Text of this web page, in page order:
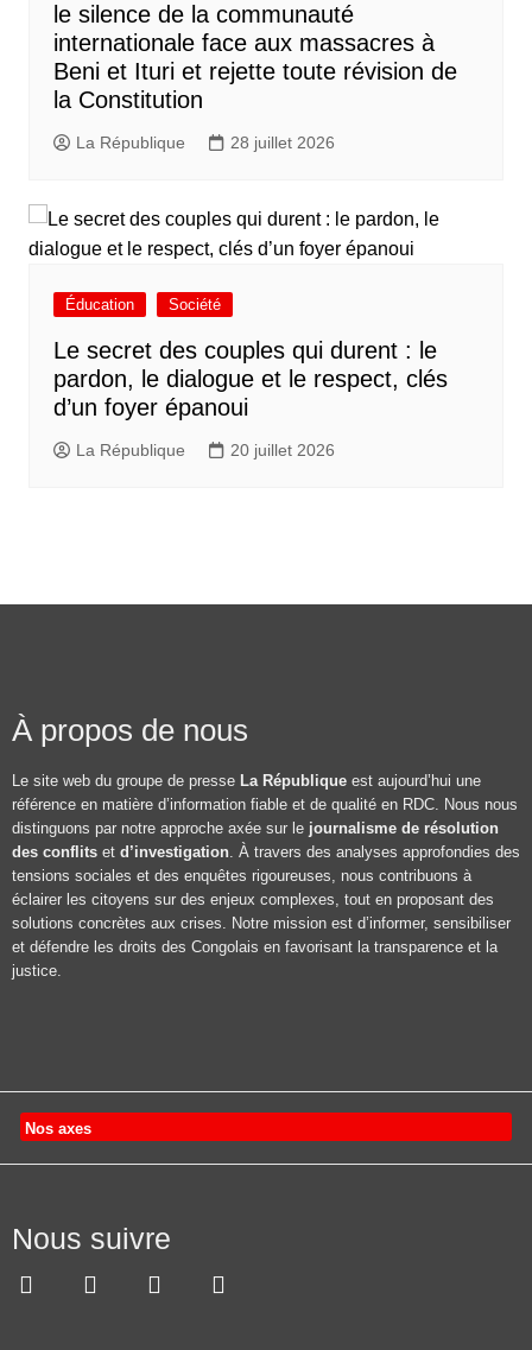
le silence de la communauté
internationale face aux massacres à
Beni et Ituri et rejette toute révision de
la Constitution
La République 28 juillet 2026
Éducation Société
Le secret des couples qui durent : le
pardon, le dialogue et le respect, clés
d’un foyer épanoui
La République 20 juillet 2026
À propos de nous
Le site web du groupe de presse La République est aujourd’hui une
référence en matière d’information fiable et de qualité en RDC. Nous nous
distinguons par notre approche axée sur le journalisme de résolution
des conflits et d’investigation. À travers des analyses approfondies des
tensions sociales et des enquêtes rigoureuses, nous contribuons à
éclairer les citoyens sur des enjeux complexes, tout en proposant des
solutions concrètes aux crises. Notre mission est d’informer, sensibiliser
et défendre les droits des Congolais en favorisant la transparence et la
justice.
Nos axes
Nous suivre